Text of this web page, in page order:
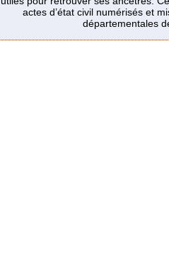
actes d’état civil numérisés et
départementales